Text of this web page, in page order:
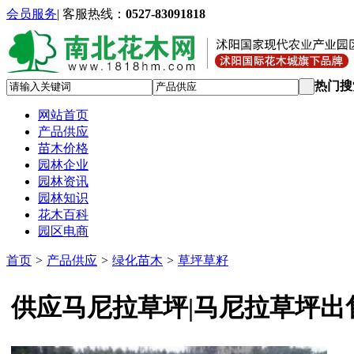
会员服务| 客服热线： 0527-83091818
热门
网站首页
产品供应
苗木价格
园林企业
园林资讯
园林知识
花木百科
园区电商
首页 > 产品供应 > 绿化苗木 > 草坪草籽
供应马尼拉草坪|马尼拉草坪出